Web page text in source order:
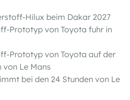
Hilux beim Dakar 2027
Prototyp von Toyota fuhr in
Prototyp von Toyota auf der
von Le Mans
bei den 24 Stunden von Le